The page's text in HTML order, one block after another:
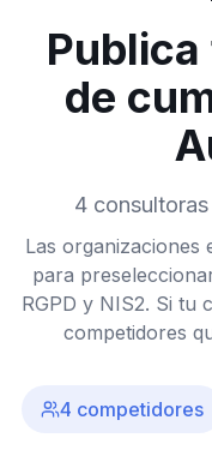
de
4
Las organizaciones
para
RGPD y NIS2. Si tu
competidores
4 competidores